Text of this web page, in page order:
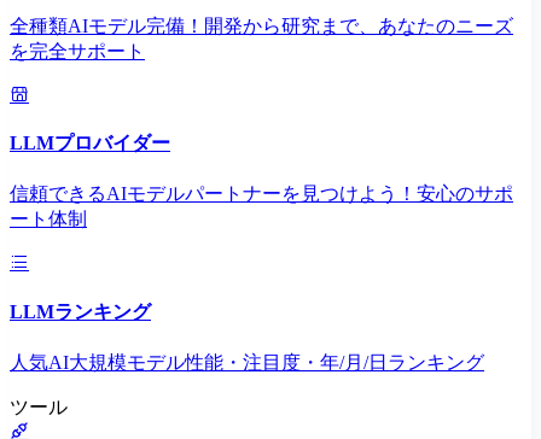
全種類AIモデル完備！開発から研究まで、あなたのニーズ
を完全サポート
LLMプロバイダー
信頼できるAIモデルパートナーを見つけよう！安心のサポ
ート体制
LLMランキング
人気AI大規模モデル性能・注目度・年/月/日ランキング
ツール